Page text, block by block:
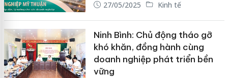
27/05/2025 Kinh tế
Ninh Bình: Chủ động tháo gỡ
khó khăn, đồng hành cùng
doanh nghiệp phát triển bền
vững